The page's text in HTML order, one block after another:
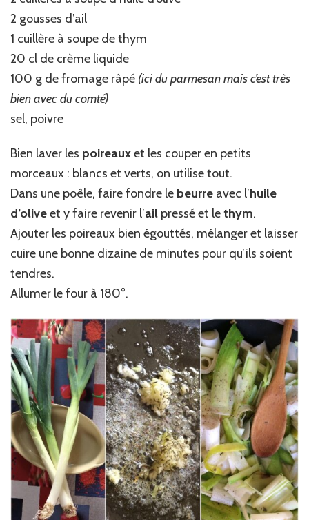
2 gousses d’ail
1 cuillère à soupe de thym
20 cl de crème liquide
100 g de fromage râpé (ici du parmesan mais c’est très
bien avec du comté)
sel, poivre
Bien laver les poireauxet les couper en petits
morceaux : blancs et verts, on utilise tout.
Dans une poêle, faire fondre le beurre avec l’huile
d’oliveet y faire revenir l’ail pressé et lethym.
Ajouter les poireaux bien égouttés, mélanger et laisser
cuire une bonne dizaine de minutes pour qu’ils soient
tendres.
Allumer le four à 180°.